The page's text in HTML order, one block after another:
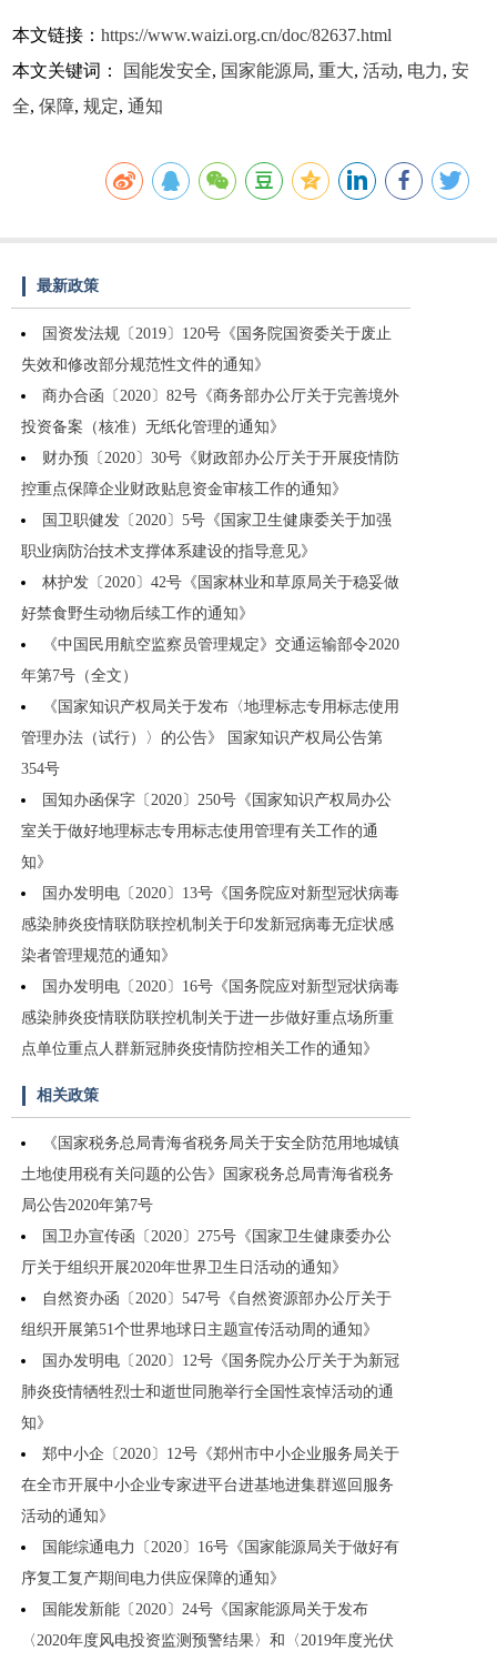
本文链接：https://www.waizi.org.cn/doc/82637.html
本文关键词：
国能发安全, 国家能源局,重大,活动, 电力,安
全,保障,规定,通知
最新政策
国资发法规〔2019〕120号《国务院国资委关于废止
失效和修改部分规范性文件的通知》
商办合函〔2020〕82号《商务部办公厅关于完善境外
投资备案（核准）无纸化管理的通知》
财办预〔2020〕30号《财政部办公厅关于开展疫情防
控重点保障企业财政贴息资金审核工作的通知》
国卫职健发〔2020〕5号《国家卫生健康委关于加强
职业病防治技术支撑体系建设的指导意见》
林护发〔2020〕42号《国家林业和草原局关于稳妥做
好禁食野生动物后续工作的通知》
《中国民用航空监察员管理规定》交通运输部令2020
年第7号（全文）
《国家知识产权局关于发布〈地理标志专用标志使用
管理办法（试行）〉的公告》 国家知识产权局公告第
354号
国知办函保字〔2020〕250号《国家知识产权局办公
室关于做好地理标志专用标志使用管理有关工作的通
知》
国办发明电〔2020〕13号《国务院应对新型冠状病毒
感染肺炎疫情联防联控机制关于印发新冠病毒无症状感
染者管理规范的通知》
国办发明电〔2020〕16号《国务院应对新型冠状病毒
感染肺炎疫情联防联控机制关于进一步做好重点场所重
点单位重点人群新冠肺炎疫情防控相关工作的通知》
相关政策
《国家税务总局青海省税务局关于安全防范用地城镇
土地使用税有关问题的公告》国家税务总局青海省税务
局公告2020年第7号
国卫办宣传函〔2020〕275号《国家卫生健康委办公
厅关于组织开展2020年世界卫生日活动的通知》
自然资办函〔2020〕547号《自然资源部办公厅关于
组织开展第51个世界地球日主题宣传活动周的通知》
国办发明电〔2020〕12号《国务院办公厅关于为新冠
肺炎疫情牺牲烈士和逝世同胞举行全国性哀悼活动的通
知》
郑中小企〔2020〕12号《郑州市中小企业服务局关于
在全市开展中小企业专家进平台进基地进集群巡回服务
活动的通知》
国能综通电力〔2020〕16号《国家能源局关于做好有
序复工复产期间电力供应保障的通知》
国能发新能〔2020〕24号《国家能源局关于发布
〈2020年度风电投资监测预警结果〉和〈2019年度光伏